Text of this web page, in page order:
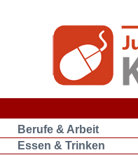
Berufe & Arbeit
Essen & Trinken